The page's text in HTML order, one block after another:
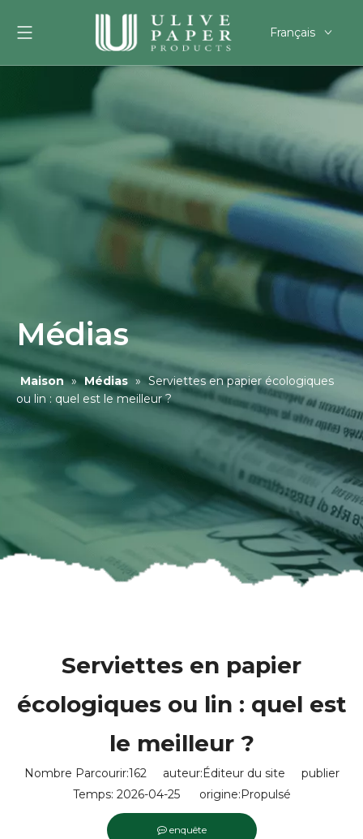
Français
Deutsch
한국어
Filipino
Médias
Maison » Médias » Serviettes en papier écologiques
ou lin : quel est le meilleur ?
Serviettes en papier
écologiques ou lin : quel est
le meilleur ?
Nombre Parcourir:162auteur:Éditeur du site publier
Temps: 2026-04-25 origine:Propulsé
enquête